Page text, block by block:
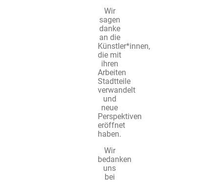
Wir
sagen
danke
an die
Künstler*innen,
die mit
ihren
Arbeiten
Stadtteile
verwandelt
und
neue
Perspektiven
eröffnet
haben.
Wir
bedanken
uns
bei